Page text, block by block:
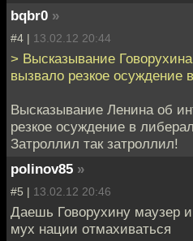
bqbr0 »
#4 | 13.02.12 20:44
> Высказывание
вызвало резкое осуждение
Высказывание Ленина об
резкое осуждение в
Затроллил так затроллил!
polinov85 »
#5 | 13.02.12 20:46
Даешь Говорухину маузер и
мух нации отмахиваться